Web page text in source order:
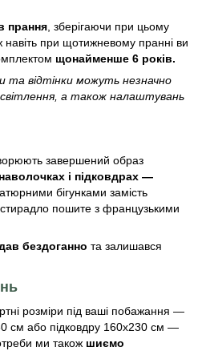
прання , зберігаючи при цьому
навіть при щотижневому пранні ви
щонайменше 6 років.
та відтінки можуть незначно
а також налаштувань
завершений образ
і підковдрах —
бігунками замість
пошите з французькими
бездоганно та залишався
розміри під ваші побажання —
см або підковдру 160х230 см —
ми також шиємо